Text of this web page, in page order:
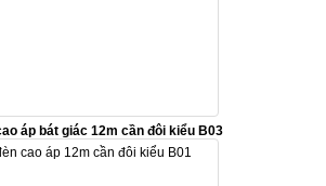
áp bát giác 12m cần đôi kiểu B03